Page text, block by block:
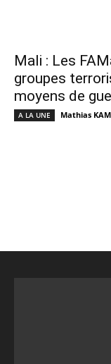
Mali : Les
groupes
moyens de
A LA UNE Mathias KAM